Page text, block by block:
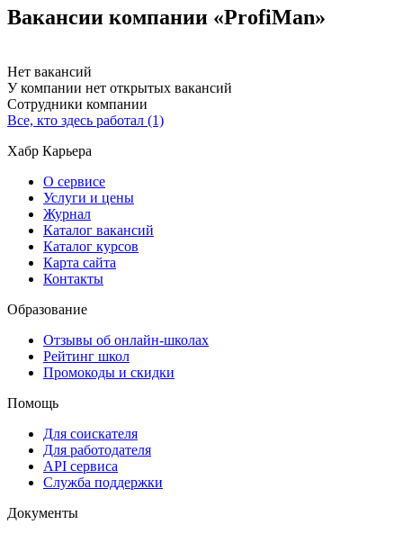
Вакансии компании «ProfiMan»
Нет вакансий
У компании нет открытых вакансий
Сотрудники компании
Все, кто здесь работал (1)
Хабр Карьера
О сервисе
Услуги и цены
Журнал
Каталог вакансий
Каталог курсов
Карта сайта
Контакты
Образование
Отзывы об онлайн-школах
Рейтинг школ
Промокоды и скидки
Помощь
Для соискателя
Для работодателя
API сервиса
Служба поддержки
Документы